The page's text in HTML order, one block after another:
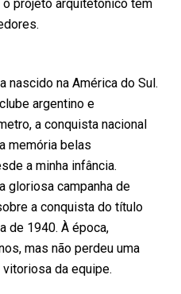
projeto arquitetônico tem
nascido na América do Sul.
argentino e
a conquista nacional
memória belas
a minha infância.
gloriosa campanha de
a conquista do título
de 1940. À época,
mas não perdeu uma
da equipe.